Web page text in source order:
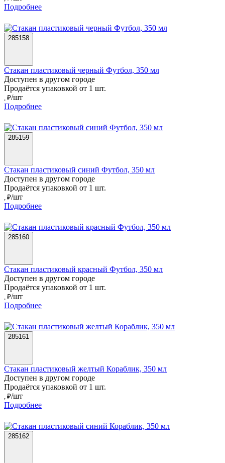
Подробнее
285158
Стакан пластиковый черный Футбол, 350 мл
Доступен в другом городе
Продаётся упаковкой от 1 шт.
, ₽/шт
Подробнее
285159
Стакан пластиковый синий Футбол, 350 мл
Доступен в другом городе
Продаётся упаковкой от 1 шт.
, ₽/шт
Подробнее
285160
Стакан пластиковый красный Футбол, 350 мл
Доступен в другом городе
Продаётся упаковкой от 1 шт.
, ₽/шт
Подробнее
285161
Стакан пластиковый желтый Кораблик, 350 мл
Доступен в другом городе
Продаётся упаковкой от 1 шт.
, ₽/шт
Подробнее
285162